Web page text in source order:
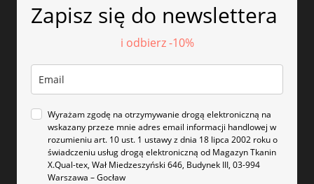
Zapisz się do newslettera
i odbierz -10%
Wyrażam zgodę na otrzymywanie drogą elektroniczną na
wskazany przeze mnie adres email informacji handlowej w
rozumieniu art. 10 ust. 1 ustawy z dnia 18 lipca 2002 roku o
świadczeniu usług drogą elektroniczną od Magazyn Tkanin
X.Qual-tex, Wał Miedzeszyński 646, Budynek III, 03-994
Warszawa – Gocław